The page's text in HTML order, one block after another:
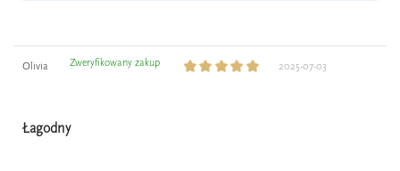
Olivia Zweryfikowany zakup 2025-07-03
Łagodny